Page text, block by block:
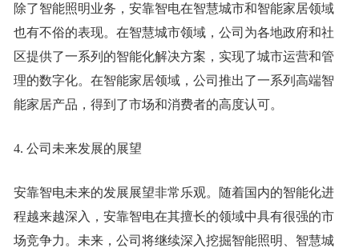
除了智能照明业务，安靠智电在智慧城市和智能家居领域
也有不俗的表现。在智慧城市领域，公司为各地政府和社
区提供了一系列的智能化解决方案，实现了城市运营和管
理的数字化。在智能家居领域，公司推出了一系列高端智
能家居产品，得到了市场和消费者的高度认可。
4. 公司未来发展的展望
安靠智电未来的发展展望非常乐观。随着国内的智能化进
程越来越深入，安靠智电在其擅长的领域中具有很强的市
场竞争力。未来，公司将继续深入挖掘智能照明、智慧城